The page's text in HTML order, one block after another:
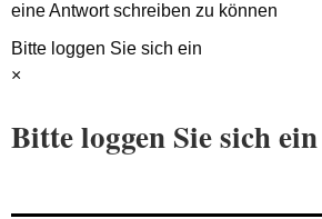
eine Antwort schreiben zu können
Bitte loggen Sie sich ein
×
Bitte loggen Sie sich ein